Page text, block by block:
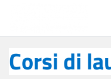
Corsi di